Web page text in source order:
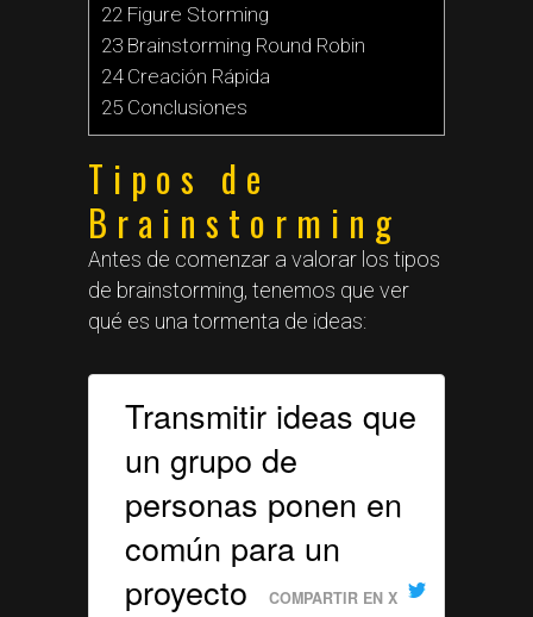
22 Figure Storming
23 Brainstorming Round Robin
24 Creación Rápida
25 Conclusiones
Tipos de
Brainstorming
Antes de comenzar a valorar los tipos
de brainstorming, tenemos que ver
qué es una tormenta de ideas:
Transmitir ideas que
un grupo de
personas ponen en
común para un
proyecto
COMPARTIR EN X